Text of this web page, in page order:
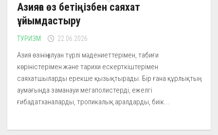
Азияға өз бетіңізбен саяхат
ұйымдастыру
ТУРИЗМ 22.06.2026
Азия өзінің алуан түрлі мәдениеттерімен, табиғи
көріністерімен және тарихи ескерткіштерімен
саяхатшыларды ерекше қызықтырады. Бір ғана құрлықтың
аумағында заманауи мегаполистерді, ежелгі
ғибадатханаларды, тропикалық аралдарды, биік...